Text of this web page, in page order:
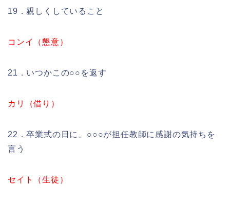
19．親しくしていること
コンイ（懇意）
21．いつかこの○○を返す
カリ（借り）
22．卒業式の日に、○○○が担任教師に感謝の気持ちを
言う
セイト（生徒）